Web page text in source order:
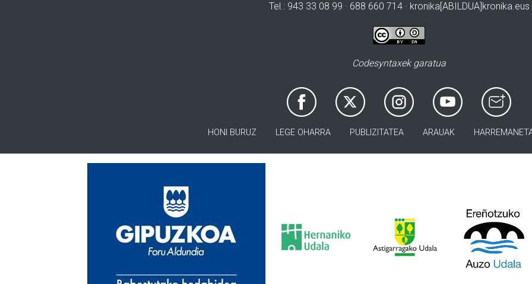
Tel.: 943 33 08 99 · 688 660 714 · kronika[ABILDUA]kronika.eus
Codesyntaxek garatua
HONI BURUZ LEGE OHARRA PUBLIZITATEA ARAUAK